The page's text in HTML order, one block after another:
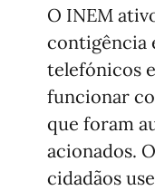
O INEM
contigência
telefónicos
funcionar
que foram
acionados.
cidadãos